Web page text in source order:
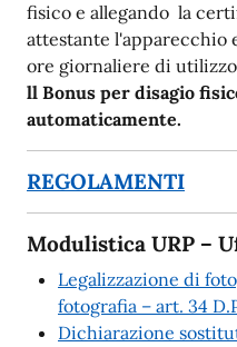
fisico e allegando la
attestante l'apparecchio
ore giornaliere di
ll Bonus per disagio
automaticamente.
REGOLAMENTI
Modulistica URP –
Legalizzazione di
fotografia – art. 34
Dichiarazione